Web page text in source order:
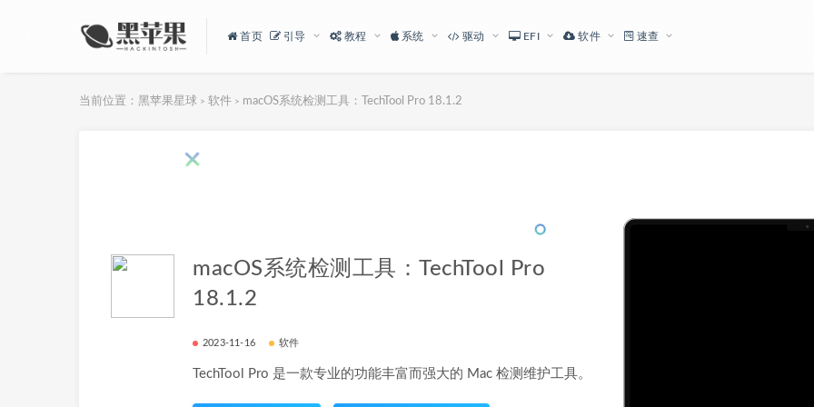
首页 引导 教程 系统 驱动 EFI 软件 速查
当前位置： 黑苹果星球 > 软件 > macOS系统检测工具：TechTool Pro 18.1.2
macOS系统检测工具：TechTool Pro
18.1.2
2023-11-16 软件
TechTool Pro 是一款专业的功能丰富而强大的 Mac 检测维护工具。